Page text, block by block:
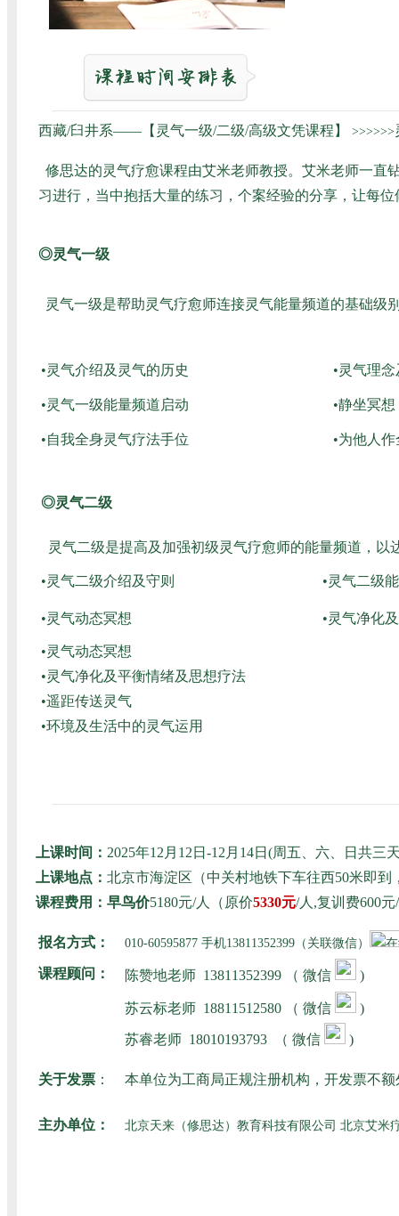
西藏/臼井系——【灵气一级/二级/高级文凭课程】 >>>>>>
修思达的灵气疗愈课程由艾米老师教授。艾米老师一直
习进行，当中抱括大量的练习，个案经验的分享，让每
◎灵气一级
灵气一级是帮助灵气疗愈师连接灵气能量频道的基础
•灵气介绍及灵气的历史 •灵气理
•灵气一级能量频道启动 •静坐冥想
•自我全身灵气疗法手位 •为他人
◎灵气二级
灵气二级是提高及加强初级灵气疗愈师的能量频道，
•灵气二级介绍及守则 •灵气二级
•灵气动态冥想 •灵气净化
•灵气动态冥想
•灵气净化及平衡情绪及思想疗法
•遥距传送灵气
•环境及生活中的灵气运用
上课时间： 2025年12月12日-12月14日(周五、六、日共
上课地点： 北京市海淀区（中关村地铁下车往西50米即
课程费用：早鸟价5180元/人（原价5330元/人,复训费600
报名方式： 010-60595877 手机13811352399（关联微信）
课程顾问： 陈赞地老师 13811352399 （ 微信 )
苏云标老师 18811512580 （ 微信 )
苏睿老师 18010193793 （ 微信 )
关于发票 ： 本单位为工商局正规注册机构，开发票不
主办单位： 北京天来（修思达）教育科技有限公司 北京艾米